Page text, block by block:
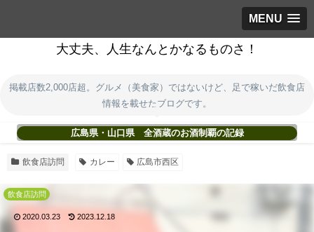
MENU
大丈夫、人生なんとかなるものさ！
掲載店数2,000店超。グルメ（美食家）ではないけど、足で稼いだ飲食店
情報を載せたブログです。
広島県・山口県 全酒蔵のお酒制覇の記録
飲食店訪問 カレー 広島市西区
飲食店訪問
2020.03.23 2023.12.18